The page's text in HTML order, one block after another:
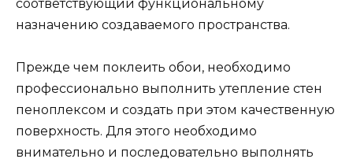
соответствующий функциональному
назначению создаваемого пространства.
Прежде чем поклеить обои, необходимо
профессионально выполнить утепление стен
пеноплексом и создать при этом качественную
поверхность. Для этого необходимо
внимательно и последовательно выполнять